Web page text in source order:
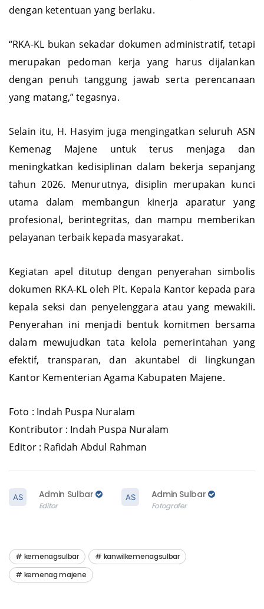
dengan ketentuan yang berlaku.
“RKA-KL bukan sekadar dokumen administratif, tetapi
merupakan pedoman kerja yang harus dijalankan
dengan penuh tanggung jawab serta perencanaan
yang matang,” tegasnya.
Selain itu, H. Hasyim juga mengingatkan seluruh ASN
Kemenag Majene untuk terus menjaga dan
meningkatkan kedisiplinan dalam bekerja sepanjang
tahun 2026. Menurutnya, disiplin merupakan kunci
utama dalam membangun kinerja aparatur yang
profesional, berintegritas, dan mampu memberikan
pelayanan terbaik kepada masyarakat.
Kegiatan apel ditutup dengan penyerahan simbolis
dokumen RKA-KL oleh Plt. Kepala Kantor kepada para
kepala seksi dan penyelenggara atau yang mewakili.
Penyerahan ini menjadi bentuk komitmen bersama
dalam mewujudkan tata kelola pemerintahan yang
efektif, transparan, dan akuntabel di lingkungan
Kantor Kementerian Agama Kabupaten Majene.
Foto : Indah Puspa Nuralam
Kontributor : Indah Puspa Nuralam
Editor : Rafidah Abdul Rahman
Admin Sulbar
Editor
Admin Sulbar
Fotografer
kemenagsulbar
kanwilkemenagsulbar
kemenag majene